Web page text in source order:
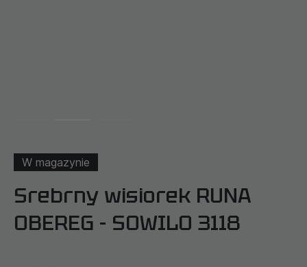
W magazynie
Srebrny wisiorek RUNA
OBEREG - SOWILO 3118